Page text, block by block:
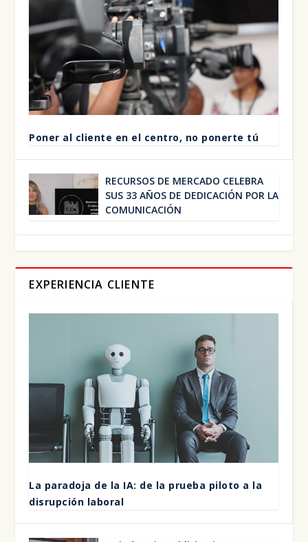
Poner al clien­te en el cen­tro, no poner­te tú
RECUR­SOS DE MER­CA­DO CELE­BRA
SUS 33 AÑOS DE DEDI­CA­CIÓN POR LA
COMU­NI­CA­CIÓN
EXPERIENCIA CLIENTE
La para­do­ja de la IA: de la prue­ba pilo­to a la
dis­rup­ción labo­ral